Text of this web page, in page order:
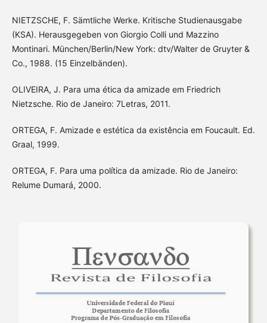
NIETZSCHE, F. Sämtliche Werke. Kritische Studienausgabe
(KSA). Herausgegeben von Giorgio Colli und Mazzino
Montinari. München/Berlin/New York: dtv/Walter de Gruyter &
Co., 1988. (15 Einzelbänden).
OLIVEIRA, J. Para uma ética da amizade em Friedrich
Nietzsche. Rio de Janeiro: 7Letras, 2011.
ORTEGA, F. Amizade e estética da existência em Foucault. Ed.
Graal, 1999.
ORTEGA, F. Para uma política da amizade. Rio de Janeiro:
Relume Dumará, 2000.